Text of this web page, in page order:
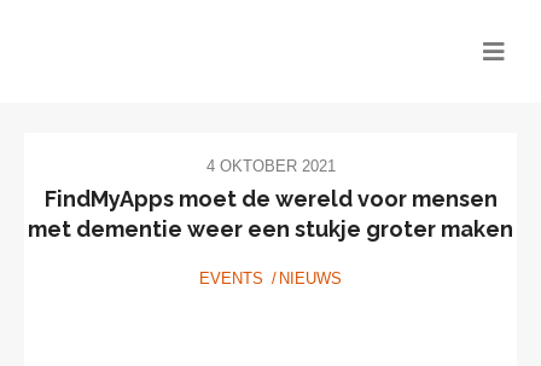
4 OKTOBER 2021
FindMyApps moet de wereld voor mensen
met dementie weer een stukje groter maken
EVENTS NIEUWS